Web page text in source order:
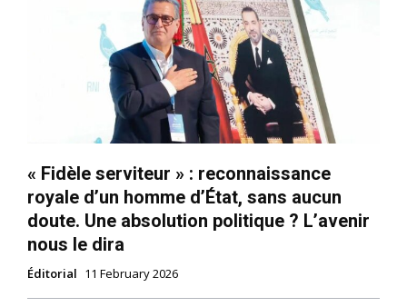
« Fidèle serviteur » : reconnaissance
royale d’un homme d’État, sans aucun
doute. Une absolution politique ? L’avenir
nous le dira
Éditorial 11 February 2026